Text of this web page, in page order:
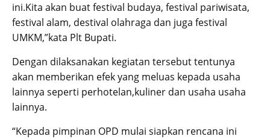
ini.Kita akan buat festival budaya, festival pariwisata,
festival alam, destival olahraga dan juga festival
UMKM,”kata Plt Bupati.
Dengan dilaksanakan kegiatan tersebut tentunya
akan memberikan efek yang meluas kepada usaha
lainnya seperti perhotelan,kuliner dan usaha usaha
lainnya.
“Kepada pimpinan OPD mulai siapkan rencana ini